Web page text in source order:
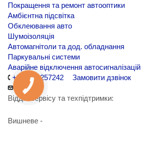
Покращення та ремонт автооптики
Амбієнтна підсвітка
Обклеювання авто
Шумоізоляція
Автомагнітоли та дод. обладнання
Паркувальні системи
Аварійне відключення автосигналізацій
+380971257242
Замовити дзвінок
Відділ сервісу та техпідтримки:
Вишневе -